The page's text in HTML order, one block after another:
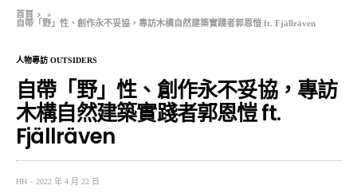
首頁
»
自帶「野」性、創作永不妥協，專訪木構自然建築實踐者郭恩愷 ft. Fjällräven
人物專訪 OUTSIDERS
自帶「野」性、創作永不妥協，專訪
木構自然建築實踐者郭恩愷 ft.
Fjällräven
HH 2022 年 4 月 22 日